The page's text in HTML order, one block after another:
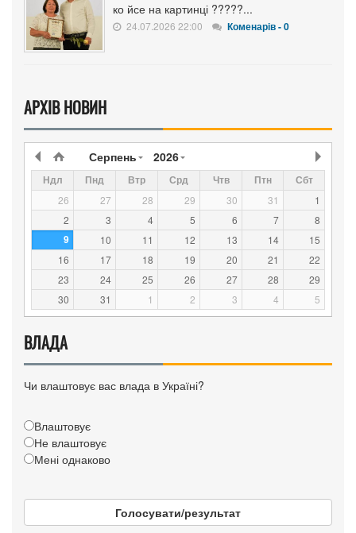
ко йсе на картинці ?????...
24.07.2026 22:00 Коменарів - 0
АРХІВ НОВИН
Серпень 2026
Ндл Пнд Втр Срд Чтв Птн Сбт
26 27 28 29 30 31
1
2
3 4 5 6 7 8
9 10 11 12 13 14
15
16
17 18 19 20 21
22
23
24 25 26 27 28
29
30
31 1 2 3 4 5
ВЛАДА
Чи влаштовує вас влада в Україні?
Влаштовує
Не влаштовує
Мені однаково
Голосувати/результат